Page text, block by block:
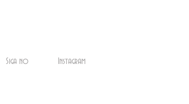
Siga no Instagram